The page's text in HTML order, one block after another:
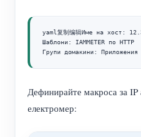
yaml复制编辑Име на хост:
Шаблони: IAMMETER по HTTP
Групи домакини: Приложения
Дефинирайте макроса за
електромер: